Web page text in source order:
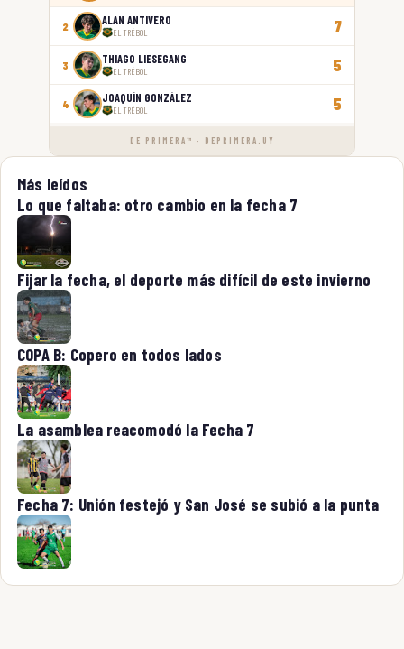
2 ALAN ANTIVERO
EL TRÉBOL 7
3 THIAGO LIESEGANG
EL TRÉBOL 5
4 JOAQUÍN GONZÁLEZ
EL TRÉBOL 5
DE PRIMERA™ · DEPRIMERA.UY
Más leídos
Lo que faltaba: otro cambio en la fecha 7
Fijar la fecha, el deporte más difícil de este invierno
COPA B: Copero en todos lados
La asamblea reacomodó la Fecha 7
Fecha 7: Unión festejó y San José se subió a la punta